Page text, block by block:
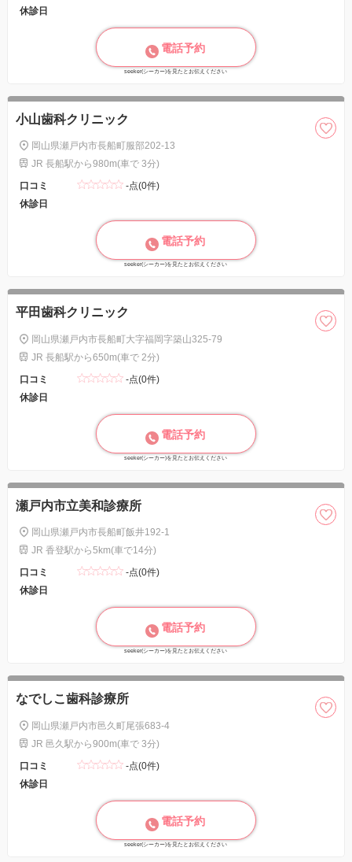
休診日
電話予約
seeker(シーカー)を見たとお伝えください
小山歯科クリニック
岡山県瀬戸内市長船町服部202-13
JR 長船駅から980m(車で 3分)
口コミ
-点(0件)
休診日
電話予約
seeker(シーカー)を見たとお伝えください
平田歯科クリニック
岡山県瀬戸内市長船町大字福岡字築山325-79
JR 長船駅から650m(車で 2分)
口コミ
-点(0件)
休診日
電話予約
seeker(シーカー)を見たとお伝えください
瀬戸内市立美和診療所
岡山県瀬戸内市長船町飯井192-1
JR 香登駅から5km(車で14分)
口コミ
-点(0件)
休診日
電話予約
seeker(シーカー)を見たとお伝えください
なでしこ歯科診療所
岡山県瀬戸内市邑久町尾張683-4
JR 邑久駅から900m(車で 3分)
口コミ
-点(0件)
休診日
電話予約
seeker(シーカー)を見たとお伝えください